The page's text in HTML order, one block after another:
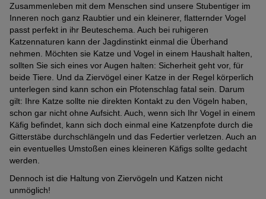
Zusammenleben mit dem Menschen sind unsere Stubentiger im
Inneren noch ganz Raubtier und ein kleinerer, flatternder Vogel
passt perfekt in ihr Beuteschema. Auch bei ruhigeren
Katzennaturen kann der Jagdinstinkt einmal die Überhand
nehmen. Möchten sie Katze und Vogel in einem Haushalt halten,
sollten Sie sich eines vor Augen halten: Sicherheit geht vor, für
beide Tiere. Und da Ziervögel einer Katze in der Regel körperlich
unterlegen sind kann schon ein Pfotenschlag fatal sein. Darum
gilt: Ihre Katze sollte nie direkten Kontakt zu den Vögeln haben,
schon gar nicht ohne Aufsicht. Auch, wenn sich Ihr Vogel in einem
Käfig befindet, kann sich doch einmal eine Katzenpfote durch die
Gitterstäbe durchschlängeln und das Federtier verletzen. Auch an
ein eventuelles Umstoßen eines kleineren Käfigs sollte gedacht
werden.
Dennoch ist die Haltung von Ziervögeln und Katzen nicht
unmöglich!